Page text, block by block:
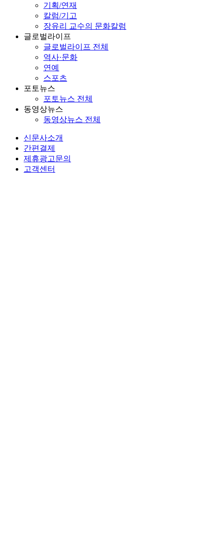
기획/연재
칼럼/기고
장유리 교수의 문화칼럼
글로벌라이프
글로벌라이프 전체
역사·문화
연예
스포츠
포토뉴스
포토뉴스 전체
동영상뉴스
동영상뉴스 전체
신문사소개
간편결제
제휴광고문의
고객센터